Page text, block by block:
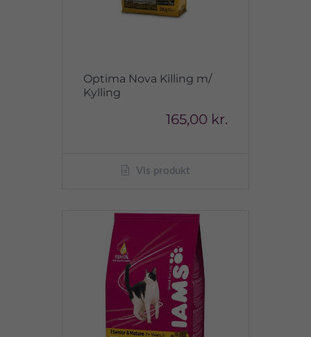
Optima Nova Killing m/
Kylling
165,00 kr.
Vis produkt